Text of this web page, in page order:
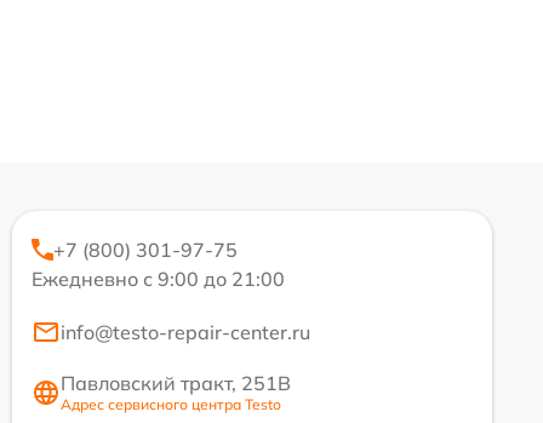
+7 (800) 301-97-75
Ежедневно с 9:00 до 21:00
info@testo-repair-center.ru
Павловский тракт, 251В
Адрес сервисного центра Testo